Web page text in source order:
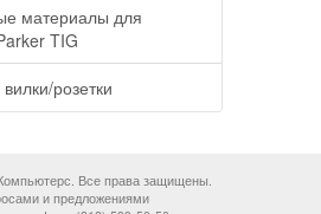
материалы для
TIG
розетки
Все права защищены.
и предложениями